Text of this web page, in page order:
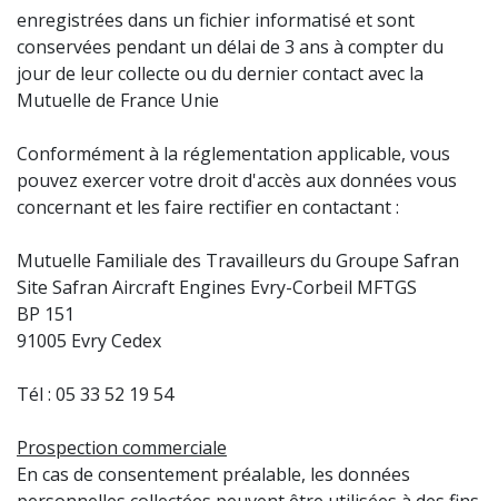
enregistrées dans un fichier informatisé et sont
conservées pendant un délai de 3 ans à compter du
jour de leur collecte ou du dernier contact avec la
Mutuelle de France Unie
Conformément à la réglementation applicable, vous
pouvez exercer votre droit d'accès aux données vous
concernant et les faire rectifier en contactant :
Mutuelle Familiale des Travailleurs du Groupe Safran
Site Safran Aircraft Engines Evry-Corbeil MFTGS
BP 151
91005 Evry Cedex
Tél : 05 33 52 19 54
Prospection commerciale
En cas de consentement préalable, les données